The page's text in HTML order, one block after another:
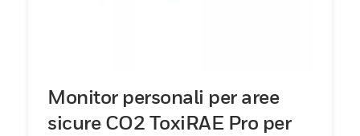
Monitor personali per aree
sicure CO2 ToxiRAE Pro per